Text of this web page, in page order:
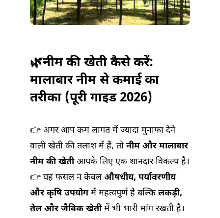
|
NEEM
में
🌿नीम की खेती कैसे करें:
मालाबार नीम से कमाई का
तरीका (पूरी गाइड 2026)
👉 अगर आप कम लागत में ज्यादा मुनाफा देने
वाली खेती की तलाश में हैं, तो नीम और मालाबार
नीम की खेतीआपके लिए एक शानदार विकल्प है।
👉 यह फसल न केवलऔषधीय, पर्यावरणीय
और कृषि उपयोगमें महत्वपूर्ण है बल्कि लकड़ी,
तेल और जैविक खेतीमें भी भारी मांग रखती है।